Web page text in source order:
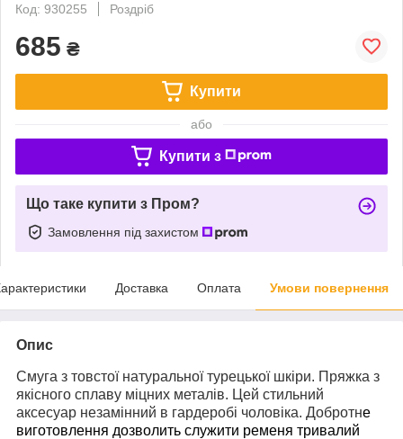
Код: 930255
Роздріб
685 ₴
Купити
або
Купити з
Що таке купити з Пром?
Замовлення під захистом
Доставка Оплата Умови повернення
Опис
Смуга з товстої натуральної турецької шкіри. Пряжка з
якісного сплаву міцних металів. Цей стильний
аксесуар незамінний в гардеробі чоловіка. Добротне
виготовлення дозволить служити ременя тривалий